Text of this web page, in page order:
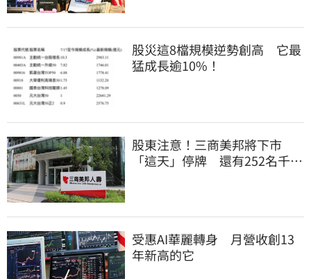
股災這8檔規模逆勢創高 它最
猛成長逾10%！
股東注意！三商美邦將下市
「這天」停牌 還有252名千張
受惠AI華麗轉身 月營收創13
年新高的它